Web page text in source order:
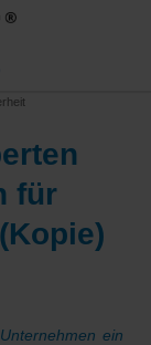
für
ein